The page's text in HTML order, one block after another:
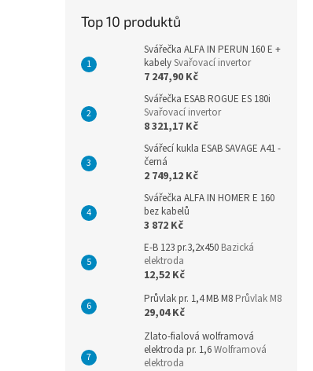
Top 10 produktů
Svářečka ALFA IN PERUN 160 E +
kabelySvařovací invertor
7 247,90 Kč
Svářečka ESAB ROGUE ES 180i
Svařovací invertor
8 321,17 Kč
Svářecí kukla ESAB SAVAGE A41 -
černá
2 749,12 Kč
Svářečka ALFA IN HOMER E 160
bez kabelů
3 872 Kč
E-B 123 pr.3,2x450 Bazická
elektroda
12,52 Kč
Průvlak pr. 1,4 MB M8 Průvlak M8
29,04 Kč
Zlato-fialová wolframová
elektroda pr. 1,6Wolframová
elektroda